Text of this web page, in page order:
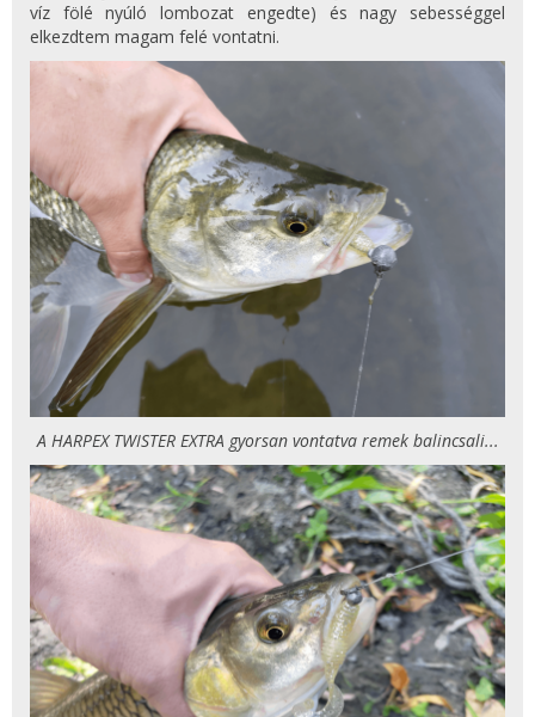
víz fölé nyúló lombozat engedte) és nagy sebességgel
elkezdtem magam felé vontatni.
A HARPEX TWISTER EXTRA gyorsan vontatva remek balincsali...